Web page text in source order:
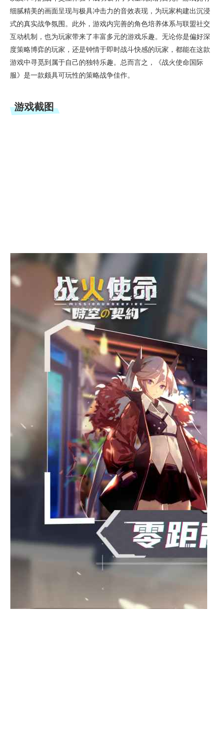
细腻精美的画面呈现与极具冲击力的音效表现，为玩家构建出沉浸
式的真实战争氛围。此外，游戏内完善的角色培养体系与联盟社交
互动机制，也为玩家带来了丰富多元的游戏乐趣。无论你是偏好深
度策略博弈的玩家，还是钟情于即时战斗快感的玩家，都能在这款
游戏中寻觅到属于自己的独特乐趣。总而言之，《战火使命国际
服》是一款颇具可玩性的策略战争佳作。
游戏截图